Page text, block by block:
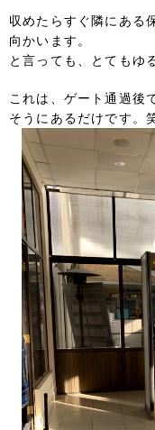
収めたらすぐ隣にある
向かいます。
と言っても、とてもゆ
これは、ゲート通過後
そうにあるだけです。